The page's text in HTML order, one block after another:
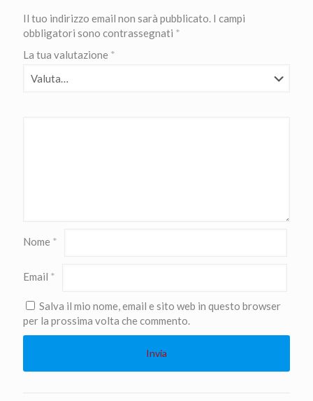
Il tuo indirizzo email non sarà pubblicato. I campi
obbligatori sono contrassegnati *
La tua valutazione *
Nome *
Email *
Salva il mio nome, email e sito web in questo browser
per la prossima volta che commento.